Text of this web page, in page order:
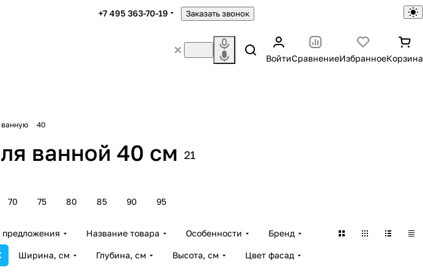
+7 495 363-70-19 Заказать звонок
ВойтиСравнениеИзбранноеКорзина
40
ванной 40 см 21
70 75 80 85 90 95
Название товара Особенности Бренд
Ширина, см Глубина, см Высота, см Цвет фасад